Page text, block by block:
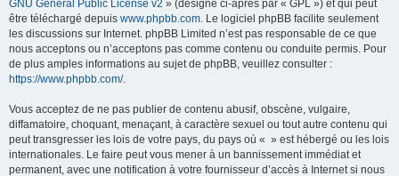
GNU General Public License v2 » (désigné ci-après par « GPL ») et qui peut
être téléchargé depuis www.phpbb.com. Le logiciel phpBB facilite seulement
les discussions sur Internet. phpBB Limited n’est pas responsable de ce que
nous acceptons ou n’acceptons pas comme contenu ou conduite permis. Pour
de plus amples informations au sujet de phpBB, veuillez consulter :
https://www.phpbb.com/.
Vous acceptez de ne pas publier de contenu abusif, obscène, vulgaire,
diffamatoire, choquant, menaçant, à caractère sexuel ou tout autre contenu qui
peut transgresser les lois de votre pays, du pays où « » est hébergé ou les lois
internationales. Le faire peut vous mener à un bannissement immédiat et
permanent, avec une notification à votre fournisseur d’accès à Internet si nous